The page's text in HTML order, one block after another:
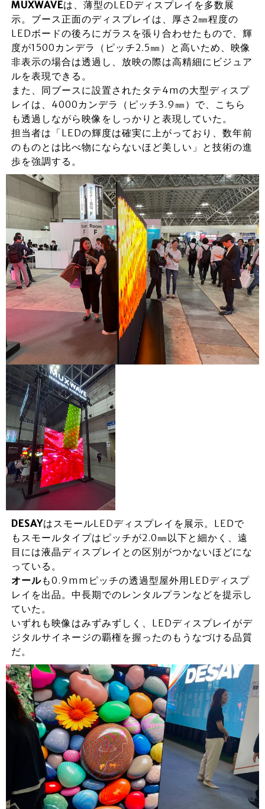
MUXWAVEは、薄型のLEDディスプレイを多数展
示。ブース正面のディスプレイは、厚さ2㎜程度の
LEDボードの後ろにガラスを張り合わせたもので、輝
度が1500カンデラ（ピッチ2.5㎜）と高いため、映像
非表示の場合は透過し、放映の際は高精細にビジュア
ルを表現できる。
また、同ブースに設置されたタテ4mの大型ディスプ
レイは、4000カンデラ（ピッチ3.9㎜）で、こちら
も透過しながら映像をしっかりと表現していた。
担当者は「LEDの輝度は確実に上がっており、数年前
のものとは比べ物にならないほど美しい」と技術の進
歩を強調する。
DESAYはスモールLEDディスプレイを展示。LEDで
もスモールタイプはピッチが2.0㎜以下と細かく、遠
目には液晶ディスプレイとの区別がつかないほどにな
っている。
オールも0.9mmピッチの透過型屋外用LEDディスプ
レイを出品。中長期でのレンタルプランなどを提示し
ていた。
いずれも映像はみずみずしく、LEDディスプレイがデ
ジタルサイネージの覇権を握ったのもうなづける品質
だ。